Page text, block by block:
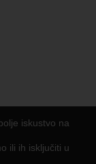
iskustvo na
ili ih isključiti u